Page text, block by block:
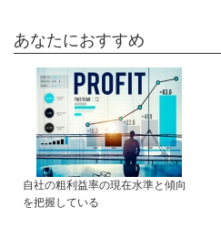
あなたにおすすめ
自社の粗利益率の現在水準と傾向
を把握している